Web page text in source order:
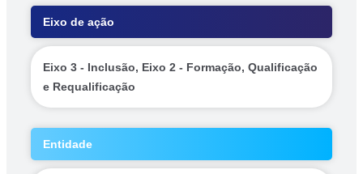
Eixo de ação
Eixo 3 - Inclusão, Eixo 2 - Formação, Qualificação
e Requalificação
Entidade